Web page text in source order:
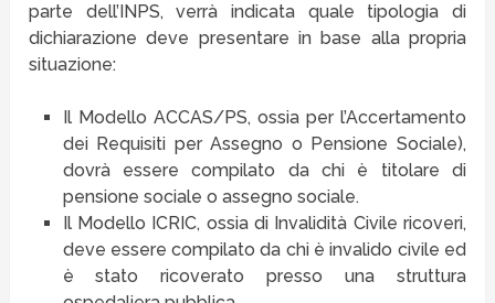
parte dell’INPS, verrà indicata quale tipologia di
dichiarazione deve presentare in base alla propria
situazione:
Il Modello ACCAS/PS, ossia per l’Accertamento
dei Requisiti per Assegno o Pensione Sociale),
dovrà essere compilato da chi è titolare di
pensione sociale o assegno sociale.
Il Modello ICRIC, ossia di Invalidità Civile ricoveri,
deve essere compilato da chi è invalido civile ed
è stato ricoverato presso una struttura